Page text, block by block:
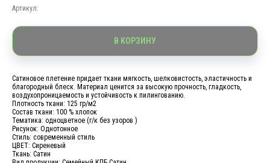
Артикул:
В КОРЗИНУ
Сатиновое плетение придает ткани мягкость, шелковистость, эластичность и
благородный блеск. Материал ценится за высокую прочность, гладкость,
воздухопроницаемость и устойчивость к пилингованию.
Плотность ткани: 125 гр/м2
Состав ткани: 100 % хлопок
Тематика: одноцветное (г/к без узоров )
Рисунок: Однотонное
Стиль: современный стиль
ЦВЕТ: Сиреневый
Ткань: Сатин